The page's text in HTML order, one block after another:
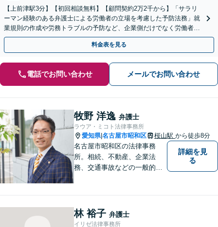
【上前津駅3分】【初回相談無料】【顧問契約2万2千から】「サラリ
ーマン経験のある弁護士による労働者の立場を考慮した予防法務」就
業規則の作成や労務トラブルの予防など、企業側だけでなく労働者の
視点も大切にしたバランスよい法務サポートを提供します
料金表を見る
電話でお問い合わせ メールでお問い合わせ
牧野 洋逸 弁護士
ラウア・ミコト法律事務所
愛知県|名古屋市昭和区 桜山駅 から徒歩8分
名古屋市昭和区の法律事務
所。相続、不動産、企業法
務、交通事故などの一般的な
料】【桜山駅より徒歩８分】
【駐車場あり】【オンライン
詳細を見
る
林 裕子 弁護士
イリゼ法律事務所